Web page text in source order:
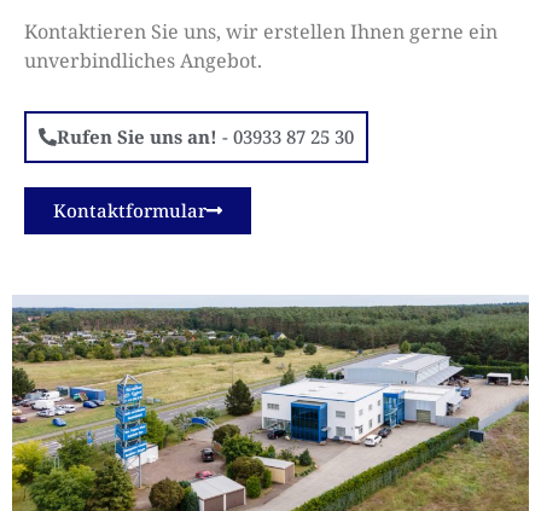
Kontaktieren Sie uns, wir erstellen Ihnen gerne ein
unverbindliches Angebot.
Rufen Sie uns an! - 03933 87 25 30
Kontaktformular